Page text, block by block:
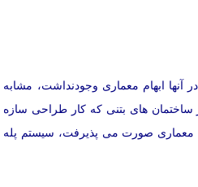
آنها ابهام معماری وجودنداشت، مشابه
های بتنی كه كار طراحی سازه
صورت می پذیرفت، سیستم پله